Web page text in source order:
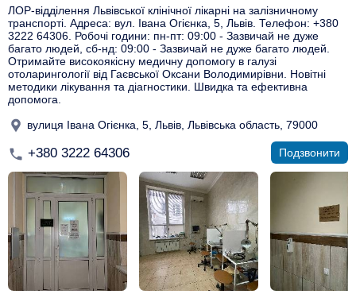
ЛОР-відділення Львівської клінічної лікарні на залізничному
транспорті. Адреса: вул. Івана Огієнка, 5, Львів. Телефон: +380
3222 64306. Робочі години: пн-пт: 09:00 - Зазвичай не дуже
багато людей, сб-нд: 09:00 - Зазвичай не дуже багато людей.
Отримайте високоякісну медичну допомогу в галузі
отоларингології від Гаєвської Оксани Володимирівни. Новітні
методики лікування та діагностики. Швидка та ефективна
допомога.
вулиця Івана Огієнка, 5, Львів, Львівська область, 79000
+380 3222 64306 Подзвонити